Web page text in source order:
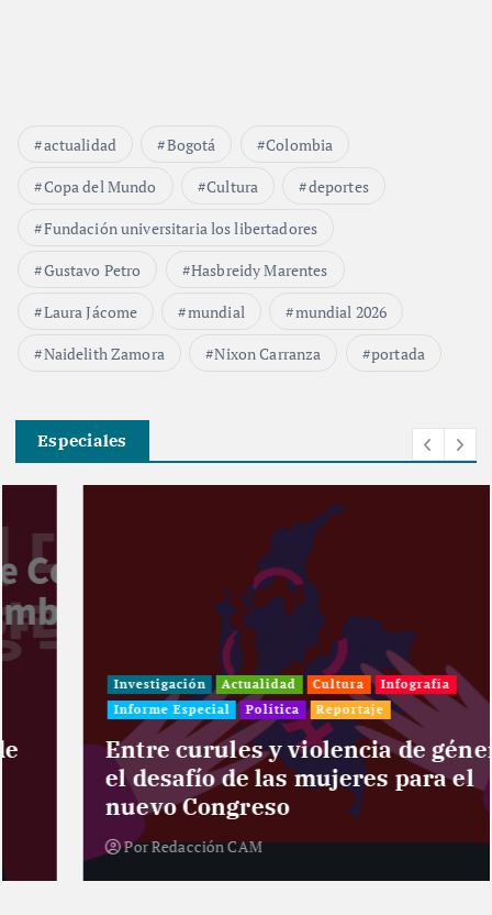
actualidad Bogotá
Colombia
Copa del Mundo
Cultura
deportes
Fundación universitaria los libertadores
Gustavo Petro
Hasbreidy Marentes
Laura Jácome
mundial
mundial 2026
Naidelith Zamora
Nixon Carranza portada
Especiales
Investigación Actualidad Cultura
Infografía
Informe Especial
Política Reportaje
Entre curules y violencia de género:
el desafío de las mujeres para el
nuevo Congreso
Redacción CAM